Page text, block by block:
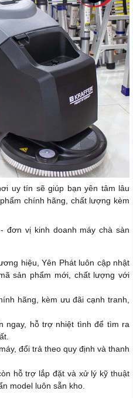
uy tín sẽ giúp bạn yên tâm lâu
chính hãng, chất lượng kèm
đơn vị kinh doanh máy chà sàn
hiệu, Yên Phát luôn cập nhật
sản phẩm mới, chất lượng với
hãng, kèm ưu đãi cạnh tranh,
ngay, hỗ trợ nhiệt tình để tìm ra
đổi trả theo quy định và thanh
hỗ trợ lắp đặt và xử lý kỹ thuật
model luôn sẵn kho.